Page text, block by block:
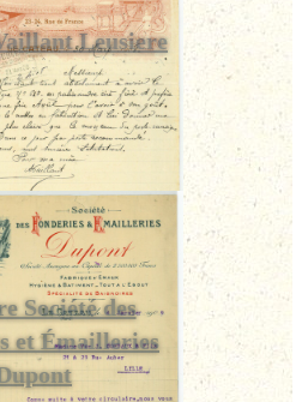
Leusiere
Société des
et Émailleries